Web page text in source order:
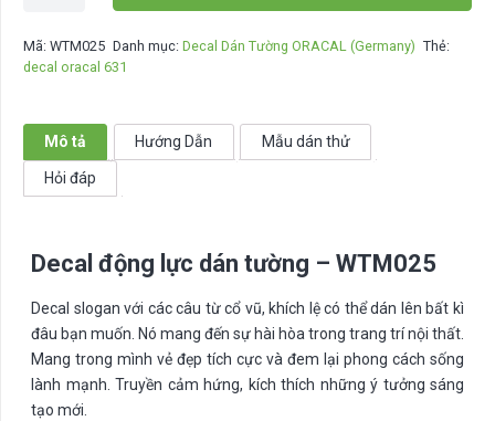
dán
WTM025
số
lượng
Mã: WTM025 Danh mục:Decal Dán Tường ORACAL (Germany) Thẻ:
decal oracal 631
Mô tả Hướng Dẫn Mẫu dán thử
Hỏi đáp
Decal động lực dán tường – WTM025
Decal slogan với các câu từ cổ vũ, khích lệ có thể dán lên bất kì
đâu bạn muốn. Nó mang đến sự hài hòa trong trang trí nội thất.
Mang trong mình vẻ đẹp tích cực và đem lại phong cách sống
lành mạnh. Truyền cảm hứng, kích thích những ý tưởng sáng
tạo mới.